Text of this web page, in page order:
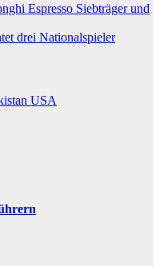
Espresso Siebträger und
drei Nationalspieler
USA